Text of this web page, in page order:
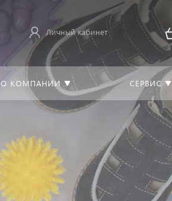
Личный кабинет
О КОМПАНИИ ▼ СЕРВИС ▼